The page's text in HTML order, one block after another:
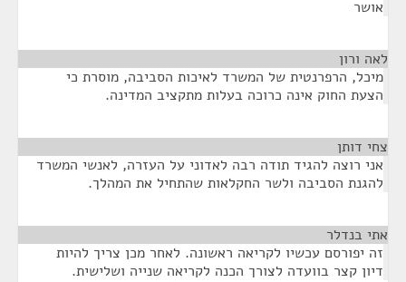
אושר
לאה ורון
מיכל, הרפרנטית של המשרד לאיכות הסביבה, מוסרת כי
הצעת החוק אינה כרוכה בעלות מתקציב המדינה.
צחי דותן
אני רוצה להגיד תודה רבה לאדוני על העזרה, לאנשי המשרד
להגנת הסביבה ולשר החקלאות שהתחיל את המהלך.
אתי בנדלר
זה יפורסם עכשיו לקריאה ראשונה. לאחר מכן צריך להיות
דיון קצר בוועדה לצורך הכנה לקריאה שנייה ושלישית.